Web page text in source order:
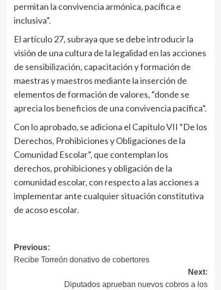
permitan la convivencia armónica, pacífica e
inclusiva”.
El artículo 27, subraya que se debe introducir la
visión de una cultura de la legalidad en las acciones
de sensibilización, capacitación y formación de
maestras y maestros mediante la inserción de
elementos de formación de valores, “donde se
aprecia los beneficios de una convivencia pacífica”.
Con lo aprobado, se adiciona el Capítulo VII “De los
Derechos, Prohibiciones y Obligaciones de la
Comunidad Escolar”, que contemplan los
derechos, prohibiciones y obligación de la
comunidad escolar, con respecto a las acciones a
implementar ante cualquier situación constitutiva
de acoso escolar.
Navegación
de
entradas
Previous:
Recibe Torreón donativo de cobertores
Next:
Diputados aprueban nuevos cobros a los